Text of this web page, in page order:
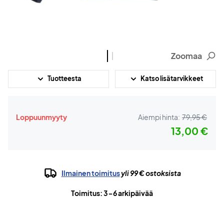
Zoomaa
Tuotteesta Katso lisätarvikkeet
Loppuunmyyty Aiempi hinta: 79,95 €
13,00 €
Ilmainen toimitusyli 99 € ostoksista
Toimitus: 3-6 arkipäivää